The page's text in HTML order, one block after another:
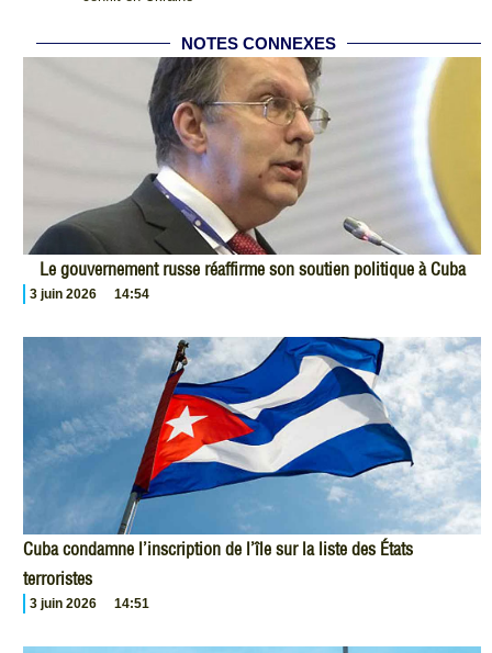
NOTES CONNEXES
Le gouvernement russe réaffirme son soutien politique à Cuba
3 juin 2026 14:54
Cuba condamne l’inscription de l’île sur la liste des États
terroristes
3 juin 2026 14:51